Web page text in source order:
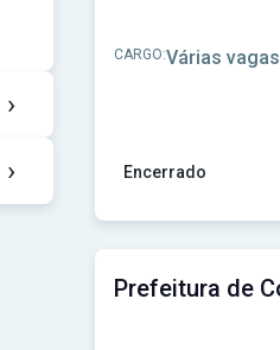
›
› Encerrado
CARGO:Várias vagas